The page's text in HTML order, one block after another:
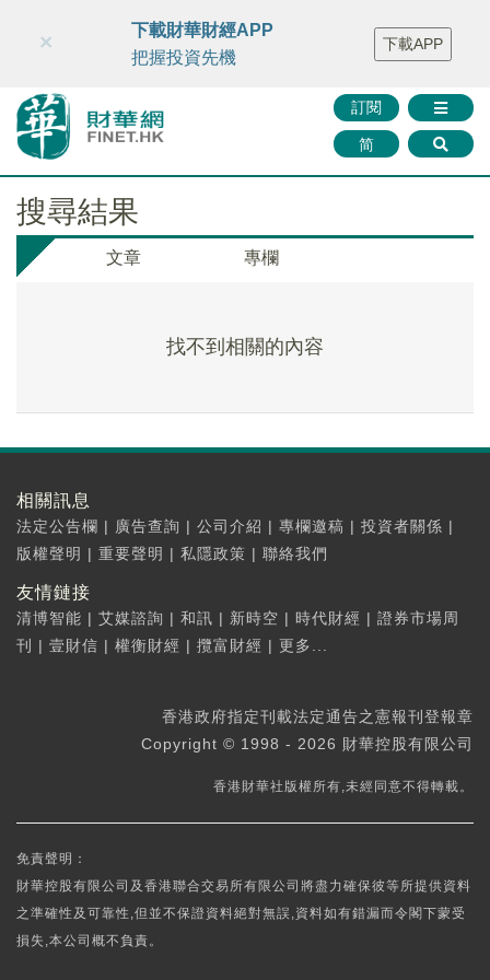
財華智庫網 FINTV FINMETA 財華證券 媒體矩陣
智庫沙龍
聯絡我們
訂閱
简
×
下載財華財經APP
把握投資先機
下載APP
搜尋結果
文章 專欄
找不到相關的內容
相關訊息
法定公告欄 | 廣告查詢 | 公司介紹 | 專欄邀稿 | 投資者關係 |
版權聲明 | 重要聲明 | 私隱政策 | 聯絡我們
友情鏈接
清博智能 | 艾媒諮詢 | 和訊 | 新時空 | 時代財經 | 證券市場周
刊
| 壹財信 | 權衡財經 | 攬富財經 | 更多...
香港政府指定刊載法定通告之憲報刊登報章
Copyright © 1998 - 2026 財華控股有限公司
香港財華社版權所有,未經同意不得轉載。
免責聲明：
財華控股有限公司及香港聯合交易所有限公司將盡力確保彼等所提供資料
之準確性及可靠性,但並不保證資料絕對無誤,資料如有錯漏而令閣下蒙受
損失,本公司概不負責。